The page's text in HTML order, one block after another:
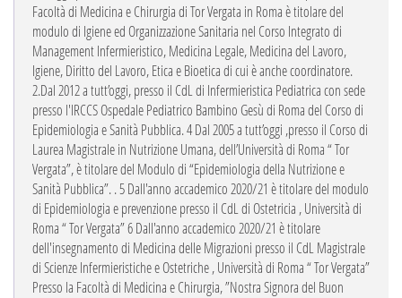
Facoltà di Medicina e Chirurgia di Tor Vergata in Roma è titolare del
modulo di Igiene ed Organizzazione Sanitaria nel Corso Integrato di
Management Infermieristico, Medicina Legale, Medicina del Lavoro,
Igiene, Diritto del Lavoro, Etica e Bioetica di cui è anche coordinatore.
2.Dal 2012 a tutt’oggi, presso il CdL di Infermieristica Pediatrica con sede
presso l'IRCCS Ospedale Pediatrico Bambino Gesù di Roma del Corso di
Epidemiologia e Sanità Pubblica.4 Dal 2005 a tutt’oggi ,presso il Corso di
Laurea Magistrale in Nutrizione Umana, dell’Università di Roma “ Tor
Vergata”, è titolare del Modulo di “Epidemiologia della Nutrizione e
Sanità Pubblica”. . 5 Dall'anno accademico 2020/21 è titolare del modulo
di Epidemiologia e prevenzione presso il CdL di Ostetricia , Università di
Roma “ Tor Vergata”6 Dall'anno accademico 2020/21 è titolare
dell'insegnamento di Medicina delle Migrazioni presso il CdL Magistrale
di Scienze Infermieristiche e Ostetriche , Università di Roma “ Tor Vergata”
Presso la Facoltà di Medicina e Chirurgia, ”Nostra Signora del Buon